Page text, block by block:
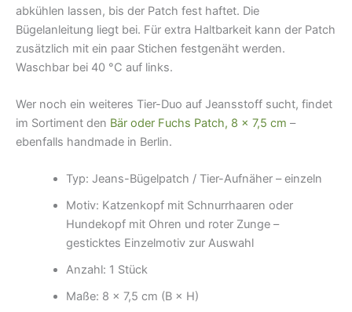
abkühlen lassen, bis der Patch fest haftet. Die
Bügelanleitung liegt bei. Für extra Haltbarkeit kann der Patch
zusätzlich mit ein paar Stichen festgenäht werden.
Waschbar bei 40 °C auf links.
Wer noch ein weiteres Tier-Duo auf Jeansstoff sucht, findet
im Sortiment den Bär oder Fuchs Patch, 8 × 7,5 cm –
ebenfalls handmade in Berlin.
Typ: Jeans-Bügelpatch / Tier-Aufnäher – einzeln
Motiv: Katzenkopf mit Schnurrhaaren oder
Hundekopf mit Ohren und roter Zunge –
gesticktes Einzelmotiv zur Auswahl
Anzahl: 1 Stück
Maße: 8 × 7,5 cm (B × H)